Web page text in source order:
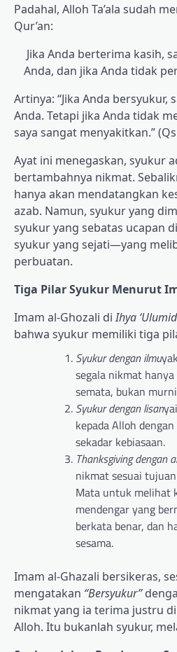
Padahal, Alloh Ta’ala sudah
Qur’an:
Jika Anda berterima kasih,
Anda, dan jika Anda tidak
Artinya: “Jika Anda bersyukur,
Anda. Tetapi jika Anda tidak
saya sangat menyakitkan.”
Ayat ini menegaskan, syukur
bertambahnya nikmat.
hanya akan mendatangkan
azab. Namun, syukur yang
syukur yang sebatas ucapan
syukur yang sejati—yang
perbuatan.
Tiga Pilar Syukur Menurut
Imam al-Ghozali diIhya
bahwa syukur memiliki tiga
Syukur dengan ilmu
segala nikmat
semata, bukan
Syukur dengan lisan
kepada Alloh
sekadar kebiasaan.
Thanksgiving dengan
nikmat sesuai
Mata untuk melihat
mendengar yang
berkata benar, dan
sesama.
Imam al-Ghazali bersikeras,
mengatakan “Bersyukur”
nikmat yang ia terima justru
Alloh. Itu bukanlah syukur,